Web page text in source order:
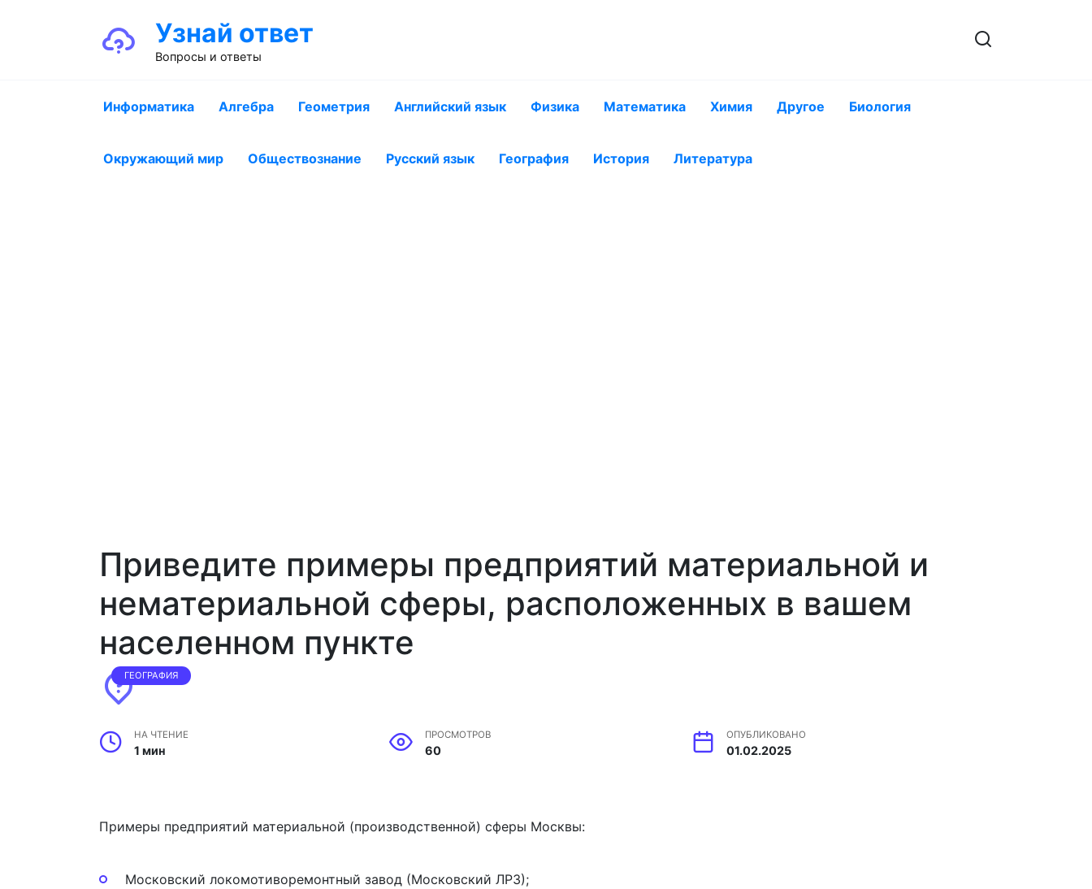
Узнай ответ
Вопросы и ответы
Информатика Алгебра Геометрия Английский язык Физика Математика Химия Другое Биология
Окружающий мир Обществознание Русский язык География История Литература
Приведите примеры предприятий материальной и
нематериальной сферы, расположенных в вашем
населенном пункте
ГЕОГРАФИЯ
НА ЧТЕНИЕ
1 мин
ПРОСМОТРОВ
60
ОПУБЛИКОВАНО
01.02.2025
Примеры предприятий материальной (производственной) сферы Москвы:
Московский локомотиворемонтный завод (Московский ЛРЗ);